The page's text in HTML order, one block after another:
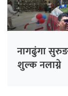
नागढुंगा
शुल्क नलाग्ने